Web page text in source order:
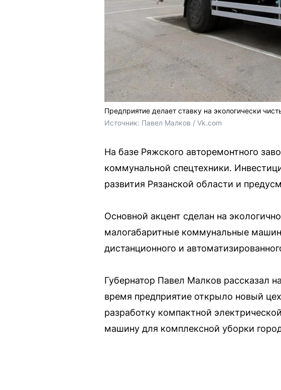
Предприятие делает ставку на экологически
Источник: Павел Малков / Vk.com
На базе Ряжского авторемонтного
коммунальной спецтехники.
развития Рязанской области и
Основной акцент сделан на
малогабаритные коммунальные
дистанционного и
Губернатор Павел Малков рассказал
время предприятие открыло новый
разработку компактной
машину для комплексной уборки